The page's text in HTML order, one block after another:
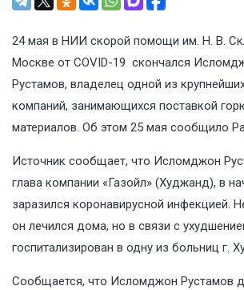
24 мая в НИИ скорой помощи им. Н. В.
Москве от COVID-19 скончался
Рустамов, владелец одной из
компаний, занимающихся поставкой
материалов. Об этом 25 мая сообщило
Источник сообщает, что Исломджон
глава компании «Газойл» (Худжанд), в
заразился коронавирусной инфекцией.
он лечился дома, но в связи с
госпитализирован в одну из больниц г.
Сообщается, что Исломджон Рустамов